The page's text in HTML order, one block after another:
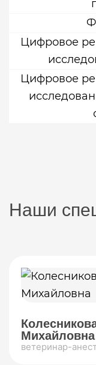
Цифровое
Цифровое
Наши
ветеринар-